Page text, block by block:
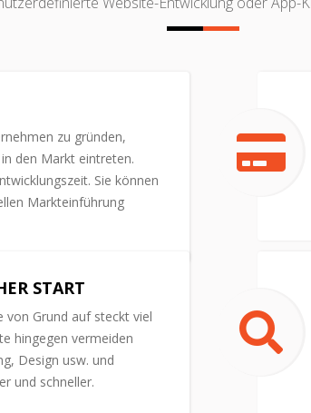
zu gründen,
den Markt eintreten.
Sie können
Markteinführung
START
von Grund auf steckt viel
hingegen vermeiden
Design usw. und
und schneller.